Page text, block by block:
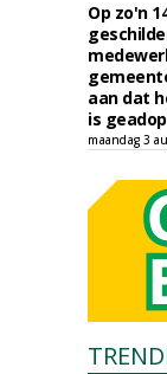
Op zo'n
aan dat
is
maandag 3